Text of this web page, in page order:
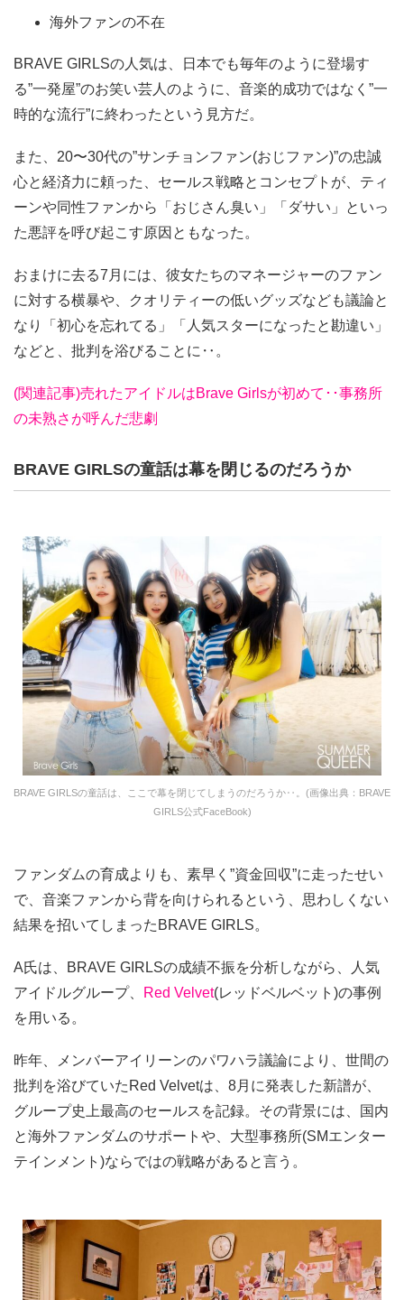
海外ファンの不在
BRAVE GIRLSの人気は、日本でも毎年のように登場す
る”一発屋”のお笑い芸人のように、音楽的成功ではなく”一
時的な流行”に終わったという見方だ。
また、20〜30代の”サンチョンファン(おじファン)”の忠誠
心と経済力に頼った、セールス戦略とコンセプトが、ティ
ーンや同性ファンから「おじさん臭い」「ダサい」といっ
た悪評を呼び起こす原因ともなった。
おまけに去る7月には、彼女たちのマネージャーのファン
に対する横暴や、クオリティーの低いグッズなども議論と
なり「初心を忘れてる」「人気スターになったと勘違い」
などと、批判を浴びることに‥。
(関連記事)売れたアイドルはBrave Girlsが初めて･･事務所
の未熟さが呼んだ悲劇
BRAVE GIRLSの童話は幕を閉じるのだろうか
BRAVE GIRLSの童話は、ここで幕を閉じてしまうのだろうか‥。(画像出典：BRAVE
GIRLS公式FaceBook)
ファンダムの育成よりも、素早く”資金回収”に走ったせい
で、音楽ファンから背を向けられるという、思わしくない
結果を招いてしまったBRAVE GIRLS。
A氏は、BRAVE GIRLSの成績不振を分析しながら、人気
アイドルグループ、
Red Velvet(レッドベルベット)の事例
を用いる。
昨年、メンバーアイリーンのパワハラ議論により、世間の
批判を浴びていたRed Velvetは、8月に発表した新譜が、
グループ史上最高のセールスを記録。その背景には、国内
と海外ファンダムのサポートや、大型事務所(SMエンター
テインメント)ならではの戦略があると言う。